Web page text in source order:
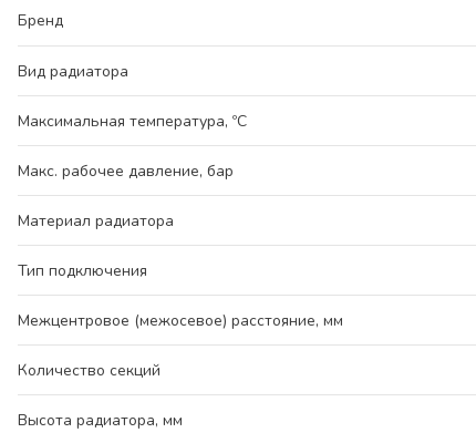
Бренд
Вид радиатора
Максимальная температура, ºС
Макс. рабочее давление, бар
Материал радиатора
Тип подключения
Межцентровое (межосевое) расстояние, мм
Количество секций
Высота радиатора, мм